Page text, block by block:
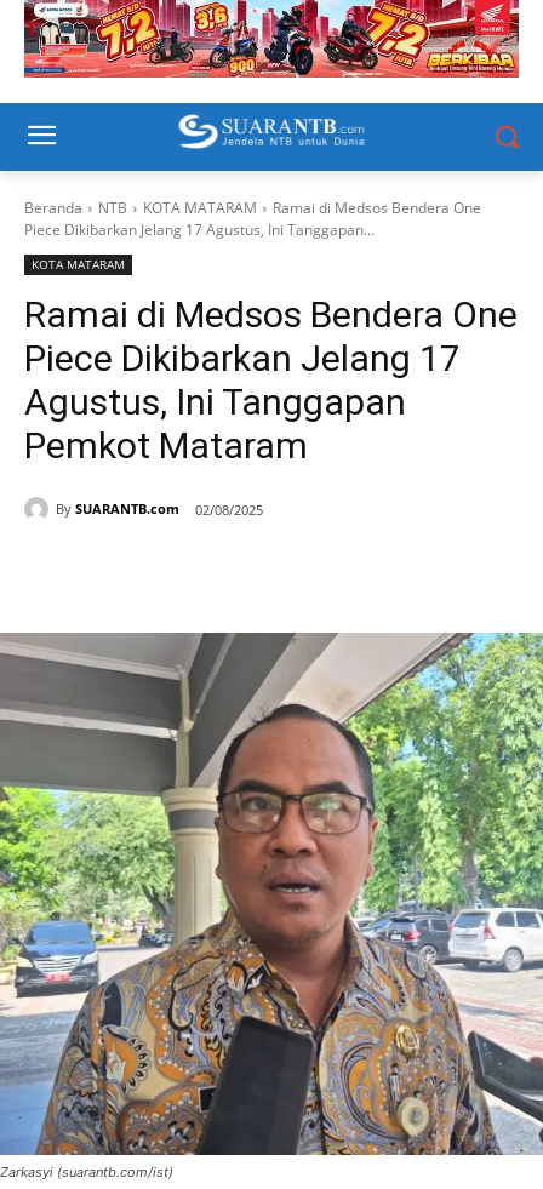
Beranda NTB KOTA MATARAM
Ramai di Medsos Bendera One
Piece Dikibarkan Jelang 17 Agustus, Ini Tanggapan...
KOTA MATARAM
Ramai di Medsos Bendera One
Piece Dikibarkan Jelang 17
Agustus, Ini Tanggapan
Pemkot Mataram
By SUARANTB.com 02/08/2025
Zarkasyi (suarantb.com/ist)